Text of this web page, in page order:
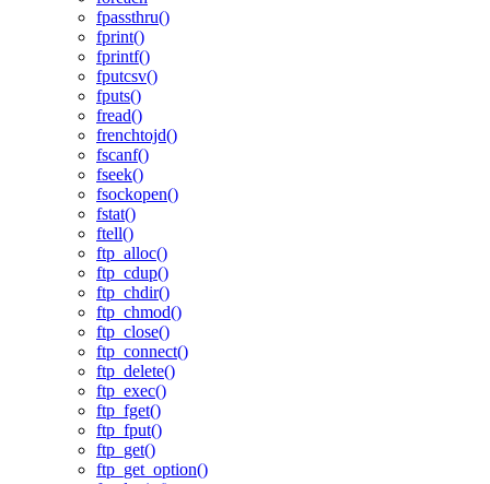
fpassthru()
fprint()
fprintf()
fputcsv()
fputs()
fread()
frenchtojd()
fscanf()
fseek()
fsockopen()
fstat()
ftell()
ftp_alloc()
ftp_cdup()
ftp_chdir()
ftp_chmod()
ftp_close()
ftp_connect()
ftp_delete()
ftp_exec()
ftp_fget()
ftp_fput()
ftp_get()
ftp_get_option()